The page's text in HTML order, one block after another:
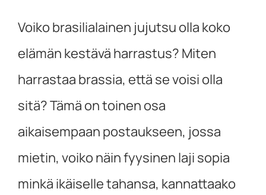
Voiko brasilialainen jujutsu olla koko
elämän kestävä harrastus? Miten
harrastaa brassia, että se voisi olla
sitä? Tämä on toinen osa
aikaisempaan postaukseen, jossa
mietin, voiko näin fyysinen laji sopia
minkä ikäiselle tahansa, kannattaako